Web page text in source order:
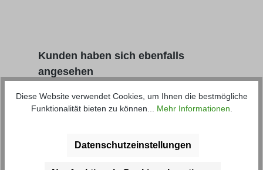
Produktgalerie überspringen
Kunden haben sich ebenfalls
angesehen
Diese Website verwendet Cookies, um Ihnen die bestmögliche
Funktionalität bieten zu können... Mehr Informationen
Datenschutzeinstellungen